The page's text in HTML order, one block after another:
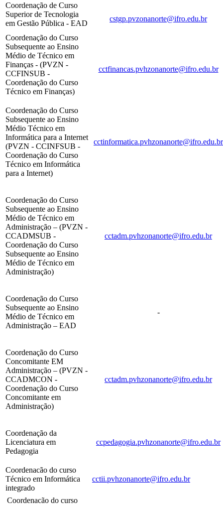
Coordenação de Curso
Superior de Tecnologia
em Gestão Pública - EAD
cstgp.pvzonanorte@ifro.edu.br
Coordenação do Curso
Subsequente ao Ensino
Médio de Técnico em
Finanças - (PVZN -
CCFINSUB -
Coordenação do Curso
Técnico em Finanças)
cctfinancas.pvhzonanorte@ifro.edu.br
Coordenação do Curso
Subsequente ao Ensino
Médio Técnico em
Informática para a Internet
(PVZN - CCINFSUB -
Coordenação do Curso
Técnico em Informática
para a Internet)
cctinformatica.pvhzonanorte@ifro.edu.br
Coordenação do Curso
Subsequente ao Ensino
Médio de Técnico em
Administração – (PVZN -
CCADMSUB -
Coordenação do Curso
Subsequente ao Ensino
Médio de Técnico em
Administração)
cctadm.pvhzonanorte@ifro.edu.br
Coordenação do Curso
Subsequente ao Ensino
Médio de Técnico em
Administração – EAD
-
Coordenação do Curso
Concomitante EM
Administração – (PVZN -
CCADMCON -
Coordenação do Curso
Concomitante em
Administração)
cctadm.pvhzonanorte@ifro.edu.br
Coordenação da
Licenciatura em
Pedagogia
ccpedagogia.pvhzonanorte@ifro.edu.br
Coordenacão do curso
Técnico em Informática
integrado
cctii.pvhzonanorte@ifro.edu.br
Coordenacão do curso